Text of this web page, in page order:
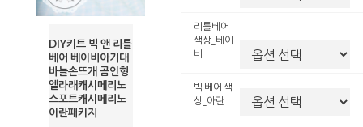
DIY키트 빅 앤 리틀
베어 베이비아기대
바늘손뜨개 곰인형
엘라래캐시메리노
스포트캐시메리노
아란패키지
리틀베어
색상_베이
비
빅 베어 색
상_아란